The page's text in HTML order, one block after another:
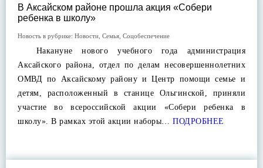
В Аксайском районе прошла акция «Собери
ребенка в школу»
Новость в рубрике: Новости Семья Соцобеспечение
Накануне нового учебного года администрация
Аксайского района, отдел по делам несовершеннолетних
ОМВД по Аксайскому району и Центр помощи семье и
детям, расположенный в станице Ольгинской, приняли
участие во всероссийской акции «Собери ребенка в
школу». В рамках этой акции наборы… ПОДРОБНЕЕ